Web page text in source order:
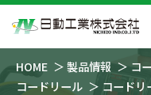
HOME 製品情報
コ
コードリール
コードリ